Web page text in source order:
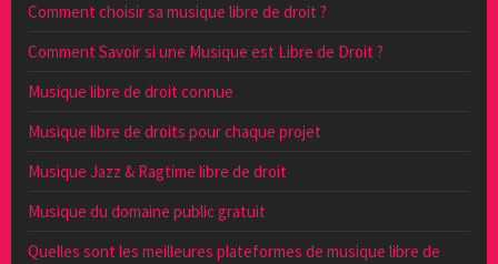
Comment choisir sa musique libre de droit ?
Comment Savoir si une Musique est Libre de Droit ?
Musique libre de droit connue
Musique libre de droits pour chaque projet
Musique Jazz & Ragtime libre de droit
Musique du domaine public gratuit
Quelles sont les meilleures plateformes de musique libre de